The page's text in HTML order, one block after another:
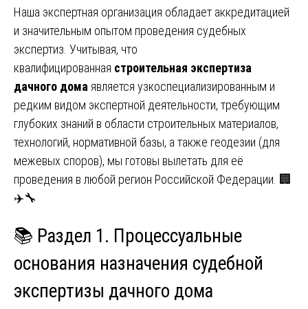
Наша экспертная организация обладает аккредитацией
и значительным опытом проведения судебных
экспертиз. Учитывая, что
квалифицированная строительная экспертиза
дачного дома является узкоспециализированным и
редким видом экспертной деятельности, требующим
глубоких знаний в области строительных материалов,
технологий, нормативной базы, а также геодезии (для
межевых споров), мы готовы вылетать для её
проведения в любой регион Российской Федерации. 🏢
✈️🔧
📚 Раздел 1. Процессуальные
основания назначения судебной
экспертизы дачного дома